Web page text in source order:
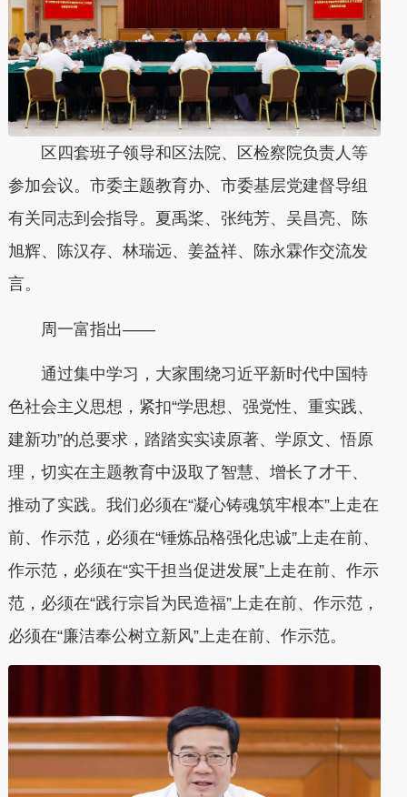
区四套班子领导和区法院、区检察院负责人等
参加会议。市委主题教育办、市委基层党建督导组
有关同志到会指导。夏禹桨、张纯芳、吴昌亮、陈
旭辉、陈汉存、林瑞远、姜益祥、陈永霖作交流发
言。
周一富指出——
通过集中学习，大家围绕习近平新时代中国特
色社会主义思想，紧扣“学思想、强党性、重实践、
建新功”的总要求，踏踏实实读原著、学原文、悟原
理，切实在主题教育中汲取了智慧、增长了才干、
推动了实践。我们必须在“凝心铸魂筑牢根本”上走在
前、作示范，必须在“锤炼品格强化忠诚”上走在前、
作示范，必须在“实干担当促进发展”上走在前、作示
范，必须在“践行宗旨为民造福”上走在前、作示范，
必须在“廉洁奉公树立新风”上走在前、作示范。